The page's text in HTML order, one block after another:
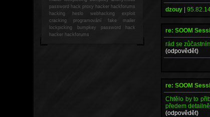
dzouy |
re: SOOM
rád se
(odpovědět)
re: SOOM
Chtělo by to
předem
(odpovědět)
password hack proxy hacker hackforums
hacking heslo webhacking exploit
cracking programování fake mailer
lockpicking bumpkey password hack
hackerhackforums